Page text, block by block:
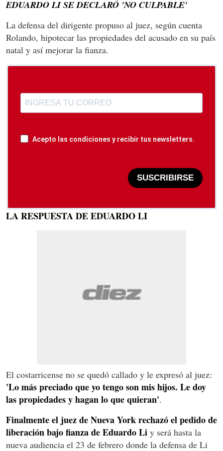
EDUARDO LI SE DECLARÓ 'NO CULPABLE'
La defensa del dirigente propuso al juez, según cuenta
Rolando, hipotecar las propiedades del acusado en su país
natal y así mejorar la fianza.
Acepto las condiciones y recibir tus newsletters.
SUSCRIBIRSE
LA RESPUESTA DE EDUARDO LI
El costarricense no se quedó callado y le expresó al juez:
'Lo más preciado que yo tengo son mis hijos. Le doy
las propiedades y hagan lo que quieran'.
Finalmente el juez de Nueva York rechazó el pedido de
liberación bajo fianza de Eduardo Li y será hasta la
nueva audiencia el 23 de febrero donde la defensa de Li